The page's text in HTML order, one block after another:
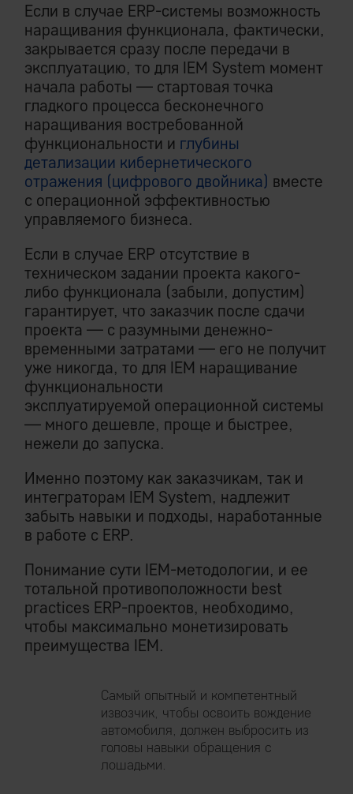
Если в случае ERP-системы возможность
наращивания функционала, фактически,
закрывается сразу после передачи в
эксплуатацию, то для IEM System момент
начала работы — стартовая точка
гладкого процесса бесконечного
наращивания востребованной
функциональности и глубины
детализации кибернетического
отражения (цифрового двойника) вместе
с операционной эффективностью
управляемого бизнеса.
Если в случае ERP отсутствие в
техническом задании проекта какого-
либо функционала (забыли, допустим)
гарантирует, что заказчик после сдачи
проекта — с разумными денежно-
временными затратами — его не получит
уже никогда, то для IEM наращивание
функциональности
эксплуатируемой операционной системы
— много дешевле, проще и быстрее,
нежели до запуска.
Именно поэтому как заказчикам, так и
интеграторам IEM System, надлежит
забыть навыки и подходы, наработанные
в работе с ERP.
Понимание сути IEM-методологии, и ее
тотальной противоположности best
practices ERP-проектов, необходимо,
чтобы максимально монетизировать
преимущества IEM.
Самый опытный и компетентный
извозчик, чтобы освоить вождение
автомобиля, должен выбросить из
головы навыки обращения с
лошадьми.